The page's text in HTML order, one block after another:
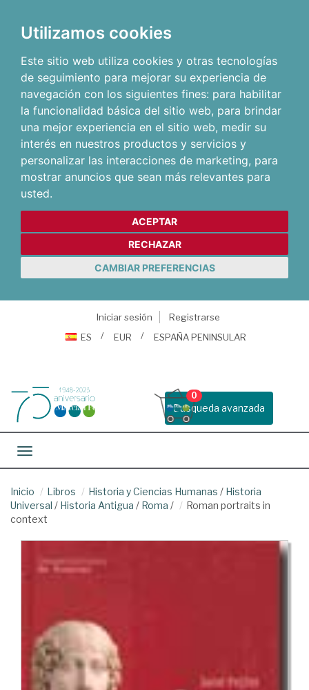
Utilizamos cookies
Este sitio web utiliza cookies y otras tecnologías
de seguimiento para mejorar su experiencia de
navegación con los siguientes fines: para habilitar
la funcionalidad básica del sitio web, para brindar
una mejor experiencia en el sitio web, medir su
interés en nuestros productos y servicios y
personalizar las interacciones de marketing, para
mostrar anuncios que sean más relevantes para
usted.
ACEPTAR
RECHAZAR
CAMBIAR PREFERENCIAS
Iniciar sesión
Registrarse
ES
EUR ESPAÑA PENINSULAR
Busqueda avanzada
0
Toggle navigation
Inicio Libros Historia y Ciencias Humanas / Historia
Universal / Historia Antigua / Roma /
Roman portraits in
context